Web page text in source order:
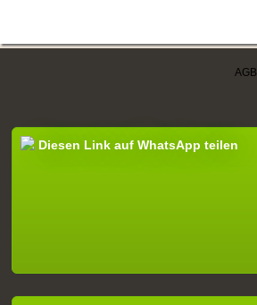
AGB
Diesen Link auf WhatsApp teilen